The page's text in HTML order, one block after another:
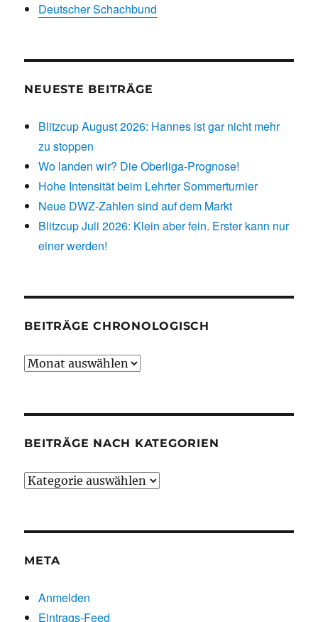
Deutscher Schachbund
NEUESTE BEITRÄGE
Blitzcup August 2026: Hannes ist gar nicht mehr
zu stoppen
Wo landen wir? Die Oberliga-Prognose!
Hohe Intensität beim Lehrter Sommerturnier
Neue DWZ-Zahlen sind auf dem Markt
Blitzcup Juli 2026: Klein aber fein. Erster kann nur
einer werden!
BEITRÄGE CHRONOLOGISCH
Beiträge
BEITRÄGE NACH KATEGORIEN
Beiträge
META
Anmelden
Eintrags-Feed